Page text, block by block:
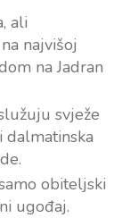
ali
najvišoj
na Jadran
svježe
obiteljski
ugođaj.